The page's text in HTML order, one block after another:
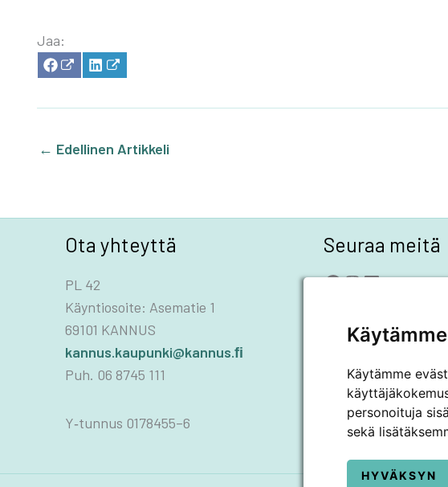
Käytämme
personoituja
sekä
HYVÄKSYN
Jaa:
SHA­
RE
FACE­
SHA­
RE
LIN­
← Edellinen Artikkeli
Ota yhteyttä
PL 42
Käyntiosoite: Asematie 1
69101 KANNUS
kannus.kaupunki@kannus.ﬁ
Puh. 06 8745 111
Y‑tunnus 0178455–6
Seuraa meitä
Facebook
Instagram
LinkedIn